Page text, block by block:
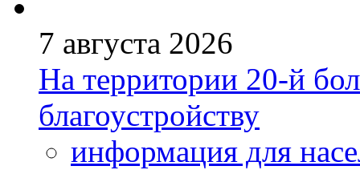
7 августа 2026
На территории 20-й
благоустройству
информация для